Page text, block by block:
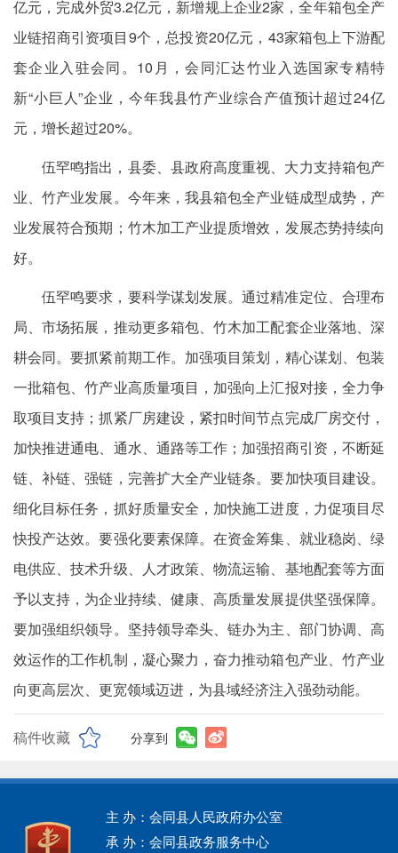
亿元，完成外贸3.2亿元，新增规上企业2家，全年箱包全产
业链招商引资项目9个，总投资20亿元，43家箱包上下游配
套企业入驻会同。10月，会同汇达竹业入选国家专精特
新“小巨人”企业，今年我县竹产业综合产值预计超过24亿
元，增长超过20%。
伍罕鸣指出，县委、县政府高度重视、大力支持箱包产
业、竹产业发展。今年来，我县箱包全产业链成型成势，产
业发展符合预期；竹木加工产业提质增效，发展态势持续向
好。
伍罕鸣要求，要科学谋划发展。通过精准定位、合理布
局、市场拓展，推动更多箱包、竹木加工配套企业落地、深
耕会同。要抓紧前期工作。加强项目策划，精心谋划、包装
一批箱包、竹产业高质量项目，加强向上汇报对接，全力争
取项目支持；抓紧厂房建设，紧扣时间节点完成厂房交付，
加快推进通电、通水、通路等工作；加强招商引资，不断延
链、补链、强链，完善扩大全产业链条。要加快项目建设。
细化目标任务，抓好质量安全，加快施工进度，力促项目尽
快投产达效。要强化要素保障。在资金筹集、就业稳岗、绿
电供应、技术升级、人才政策、物流运输、基地配套等方面
予以支持，为企业持续、健康、高质量发展提供坚强保障。
要加强组织领导。坚持领导牵头、链办为主、部门协调、高
效运作的工作机制，凝心聚力，奋力推动箱包产业、竹产业
向更高层次、更宽领域迈进，为县域经济注入强劲动能。
稿件收藏 分享到
主 办：会同县人民政府办公室
承 办：会同县政务服务中心